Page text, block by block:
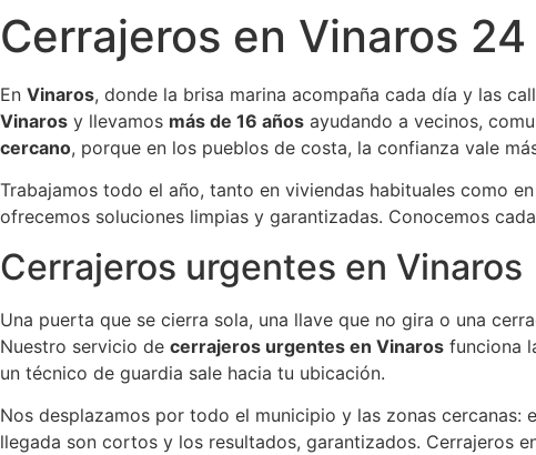
Cerrajeros en Vinaros
En Vinaros, donde la brisa marina acompaña cada día y las
Vinaros y llevamos más de 16 años ayudando a vecinos,
cercano, porque en los pueblos de costa, la confianza vale
Trabajamos todo el año, tanto en viviendas habituales como
ofrecemos soluciones limpias y garantizadas. Conocemos
Cerrajeros urgentes en Vinaros
Una puerta que se cierra sola, una llave que no gira o una
Nuestro servicio de cerrajeros urgentes en Vinaros funciona
un técnico de guardia sale hacia tu ubicación.
Nos desplazamos por todo el municipio y las zonas cercanas:
llegada son cortos y los resultados, garantizados. Cerrajeros